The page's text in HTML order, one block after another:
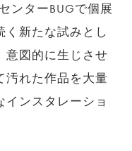
ンターBUGで個展
く新たな試みとし
意図的に生じさせ
汚れた作品を⼤量
ンスタレーショ